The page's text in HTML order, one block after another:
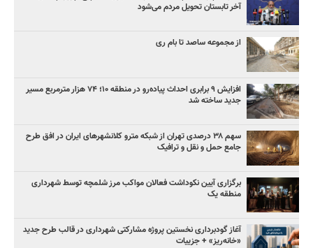
آخر تابستان تحویل مردم می‌شود
از مجموعه ساصد تا بام ری
افزایش ۹ برابری احداث پیاده‌رو در منطقه ۱۰؛ ۷۴ هزار مترمربع مسیر
جدید ساخته شد
سهم ۳۸ درصدی تهران از شبکه مترو کلانشهرهای ایران در افق طرح
جامع حمل و نقل و ترافیک
برگزاری آیین نکوداشت فعالان مواکب مرز شلمچه توسط شهرداری
منطقه یک
آغاز گودبرداری نخستین پروژه مشارکتی شهرداری در قالب طرح جدید
«خانه‌ریز» + جزییات